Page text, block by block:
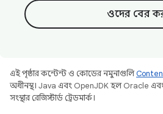
ওদের বের
এই পৃষ্ঠার কন্টেন্ট ও কোডের নমুনাগুলি
অধীনস্থ। Java এবং OpenJDK হল Oracle
সংস্থার রেজিস্টার্ড ট্রেডমার্ক।